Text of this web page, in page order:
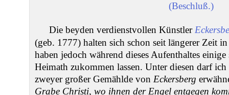
(Beschluß.)
Die beyden verdienstvollen Künstler
(geb. 1777) halten sich schon seit längerer Zeit
haben jedoch während dieses Aufenthaltes
Heimath zukommen lassen. Unter diesen darf
zweyer großer Gemählde von Eckersberg
Grabe Christi, wo ihnen der Engel entgegen